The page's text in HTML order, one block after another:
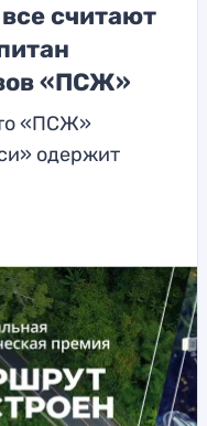
считают
«ПСЖ»
«ПСЖ»
одержит